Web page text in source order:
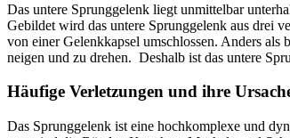
Das untere Sprunggelenk liegt unmittelbar
Gebildet wird das untere Sprunggelenk aus drei
von einer Gelenkkapsel umschlossen. Anders
neigen und zu drehen. Deshalb ist das untere
Häufige Verletzungen und ihre
Das Sprunggelenk ist eine hochkomplexe und